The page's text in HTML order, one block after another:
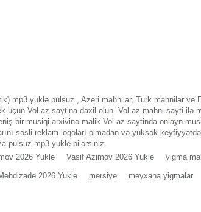
mp3 yüklə pulsuz , Azeri mahnilar, Turk mahnilar ve
üçün Vol.az saytina daxil olun. Vol.az mahni sayti ilə
bir musiqi arxivinə malik Vol.az saytinda onlayn
səsli reklam loqoları olmadan və yüksək
pulsuz mp3 yukle bilərsiniz.
2026 Yukle Vasif Azimov 2026 Yukle yigma
2026 Yukle mersiye meyxana yigmalar